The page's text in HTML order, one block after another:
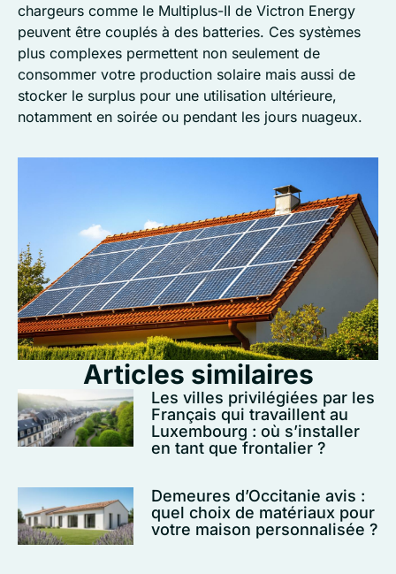
chargeurs comme le Multiplus-II de Victron Energy
peuvent être couplés à des batteries. Ces systèmes
plus complexes permettent non seulement de
consommer votre production solaire mais aussi de
stocker le surplus pour une utilisation ultérieure,
notamment en soirée ou pendant les jours nuageux.
Articles similaires
Les villes privilégiées par les
Français qui travaillent au
Luxembourg : où s’installer
en tant que frontalier ?
Demeures d’Occitanie avis :
quel choix de matériaux pour
votre maison personnalisée ?